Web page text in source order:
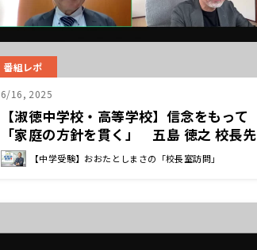
番組レポ
6/16, 2025
【淑徳中学校・高等学校】信念をもって
「家庭の方針を貫く」 五島 徳之 校長先
生
【中学受験】おおたとしまさの「校長室訪問」